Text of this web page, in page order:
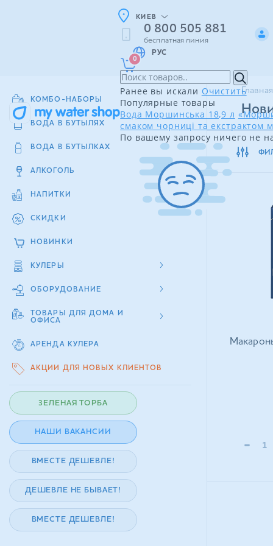
КИЕВ
0 800 505 881
бесплатная линия
РУС
0
Ранее вы искали Очистить
Популярные товары
Вода Моршинська 18,9 л
смаком чорниці та екстрактом
По вашему запросу ничего не
КОМБО-НАБОРЫ
ВОДА В БУТЫЛЯХ
ВОДА В БУТЫЛКАХ
АЛКОГОЛЬ
НАПИТКИ
СКИДКИ
НОВИНКИ
КУЛЕРЫ
ОБОРУДОВАНИЕ
ТОВАРЫ ДЛЯ ДОМА И
ОФИСА
АРЕНДА КУЛЕРА
АКЦИИ ДЛЯ НОВЫХ КЛИЕНТОВ
ЗЕЛЕНАЯ ТОРБА
НАШИ ВАКАНСИИ
ВМЕСТЕ ДЕШЕВЛЕ!
ДЕШЕВЛЕ НЕ БЫВАЕТ!
ВМЕСТЕ ДЕШЕВЛЕ!
Главная
-